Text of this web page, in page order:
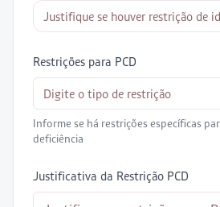
Restrições para PCD
Informe se há restrições específicas
deficiência
Justificativa da Restrição PCD